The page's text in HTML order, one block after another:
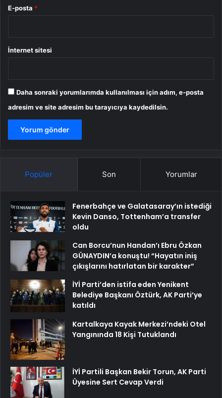
E-posta *
İnternet sitesi
Daha sonraki yorumlarımda kullanılması için adım, e-posta
adresim ve site adresim bu tarayıcıya kaydedilsin.
Popüler Son Yorumlar
Fenerbahçe ve Galatasaray’ın istediği
Kevin Danso, Tottenham’a transfer
oldu
Can Borcu’nun Handan’ı Ebru Özkan
GÜNAYDIN’a konuştu! “Hayatın iniş
çıkışlarını hatırlatan bir karakter”
İYİ Parti’den istifa eden Yenikent
Belediye Başkanı Öztürk, AK Parti’ye
katıldı
Kartalkaya Kayak Merkezi’ndeki Otel
Yangınında 18 Kişi Tutuklandı
İYİ Partili Başkan Bekir Torun, AK Parti
Üyesine Sert Cevap Verdi